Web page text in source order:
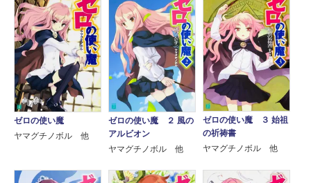
ゼロの使い魔
ヤマグチノボル 他
ゼロの使い魔 ２ 風の
アルビオン
ヤマグチノボル 他
ゼロの使い魔 ３ 始祖
の祈祷書
ヤマグチノボル 他